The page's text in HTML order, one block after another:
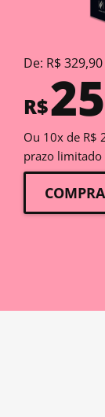
De: R$
R$
Ou 10x de R$
prazo limitado